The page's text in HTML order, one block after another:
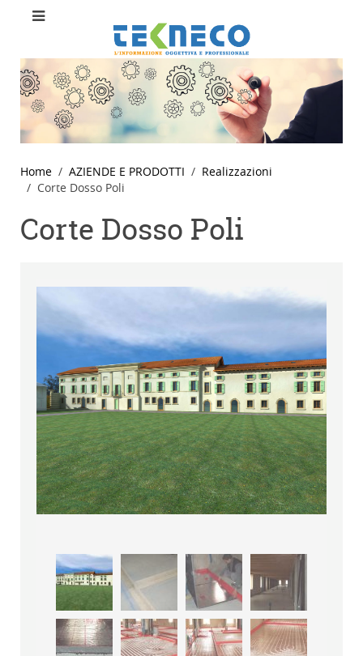
Home AZIENDE E PRODOTTI
Realizzazioni
Corte Dosso Poli
Corte Dosso Poli